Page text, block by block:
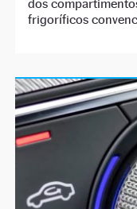
dos
frigoríficos